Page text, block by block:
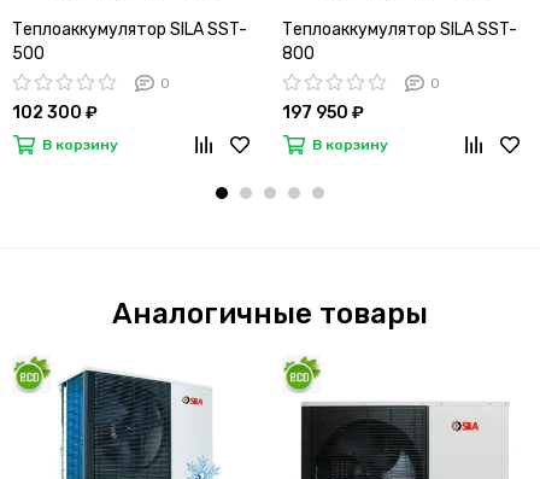
Теплоаккумулятор SILA SST-
500
0
102 300 ₽
В корзину
Теплоаккумулятор SILA SST-
800
0
197 950 ₽
В корзину
Аналогичные товары